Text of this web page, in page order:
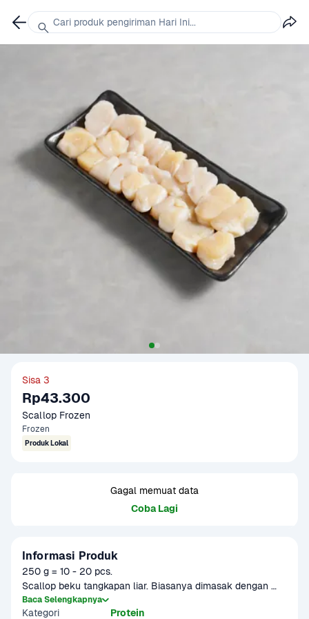
Sisa 3
Rp43.300
Scallop Frozen
Frozen
Produk Lokal
Gagal memuat data
Coba Lagi
Informasi Produk
250 g = 10 - 20 pcs.
Scallop beku tangkapan liar. Biasanya dimasak dengan
cara ditumis ringan dan memberikan rasa gurih. Sudah
dibersihkan, dapat langsung diolah. Berat produk dapat
Baca Selengkapnya
Kategori Protein
Cari produk pengiriman Hari Ini...